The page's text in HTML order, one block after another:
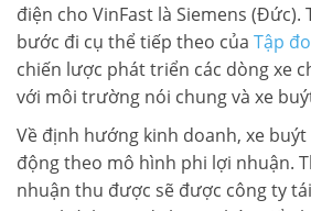
điện cho VinFast là Siemens (Đức).
bước đi cụ thể tiếp theo của Tập
chiến lược phát triển các dòng xe
với môi trường nói chung và xe
Về định hướng kinh doanh, xe
động theo mô hình phi lợi nhuận.
nhuận thu được sẽ được công ty